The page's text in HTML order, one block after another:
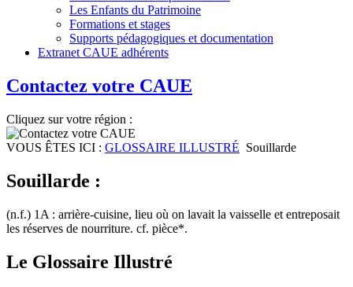
Les Enfants du Patrimoine
Formations et stages
Supports pédagogiques et documentation
Extranet CAUE adhérents
Contactez votre CAUE
Cliquez sur votre région :
VOUS ÊTES ICI : GLOSSAIRE ILLUSTRÉ Souillarde
Souillarde :
(n.f.) 1A : arrière-cuisine, lieu où on lavait la vaisselle et entreposait
les réserves de nourriture. cf. pièce*.
Le Glossaire Illustré